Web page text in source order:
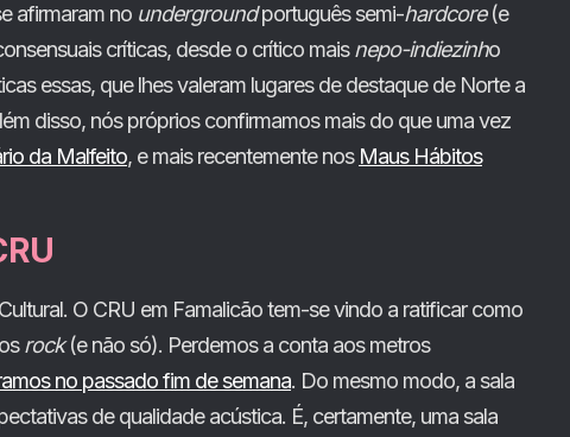
afirmaram no undergroundportuguês semi-hardcore(e
críticas, desde o crítico maisnepo-indiezinho
essas, que lhes valeram lugares de destaque de Norte a
disso, nós próprios confirmamos mais do que uma vez
da Malfeito, e mais recentemente nos Maus Hábitos
O CRU em Famalicão tem-se vindo a ratificar como
rock(e não só). Perdemos a conta aos metros
no passado fim de semana. Do mesmo modo, a sala
de qualidade acústica. É, certamente, uma sala